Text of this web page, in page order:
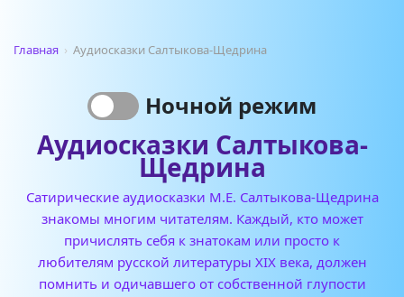
Главная › Аудиосказки Салтыкова-Щедрина
Ночной режим
Аудиосказки Салтыкова-
Щедрина
Сатирические аудиосказки М.Е. Салтыкова-Щедрина
знакомы многим читателям. Каждый, кто может
причислять себя к знатокам или просто к
любителям русской литературы XIX века, должен
помнить и одичавшего от собственной глупости